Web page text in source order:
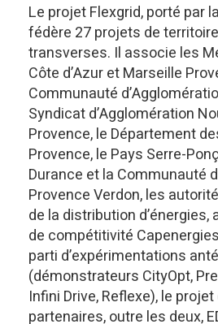
Le projet Flexgrid, porté par
fédère 27 projets de
transverses. Il associe les
Côte d’Azur et Marseille
Communauté
Syndicat d’Agglomération
Provence, le Département
Provence, le Pays Serre-
Durance et la Communauté
Provence Verdon, les
de la distribution d’énergies,
de compétitivité
parti d’expérimentations
(démonstrateurs CityOpt,
Infini Drive, Reflexe), le
partenaires, outre les deux,